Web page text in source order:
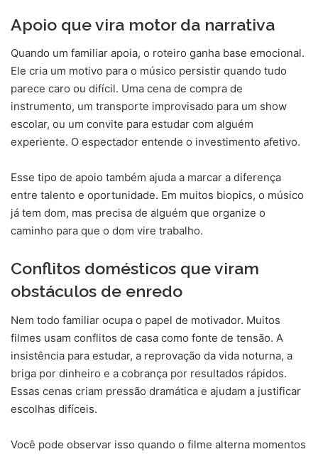
Apoio que vira motor da narrativa
Quando um familiar apoia, o roteiro ganha base emocional.
Ele cria um motivo para o músico persistir quando tudo
parece caro ou difícil. Uma cena de compra de
instrumento, um transporte improvisado para um show
escolar, ou um convite para estudar com alguém
experiente. O espectador entende o investimento afetivo.
Esse tipo de apoio também ajuda a marcar a diferença
entre talento e oportunidade. Em muitos biopics, o músico
já tem dom, mas precisa de alguém que organize o
caminho para que o dom vire trabalho.
Conflitos domésticos que viram
obstáculos de enredo
Nem todo familiar ocupa o papel de motivador. Muitos
filmes usam conflitos de casa como fonte de tensão. A
insistência para estudar, a reprovação da vida noturna, a
briga por dinheiro e a cobrança por resultados rápidos.
Essas cenas criam pressão dramática e ajudam a justificar
escolhas difíceis.
Você pode observar isso quando o filme alterna momentos